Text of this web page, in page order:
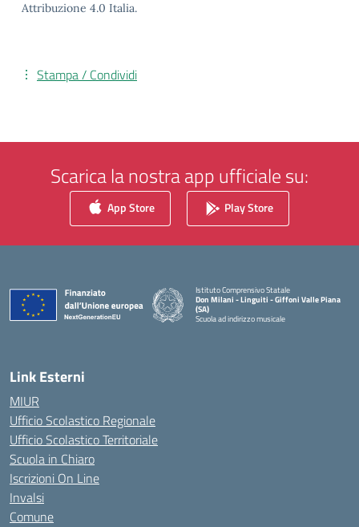
Attribuzione 4.0 Italia.
Stampa / Condividi
Scarica la nostra app ufficiale su:
App Store Play Store
Istituto Comprensivo Statale
Don Milani - Linguiti - Giffoni Valle Piana
(SA)
Scuola ad indirizzo musicale
Link Esterni
MIUR
Ufficio Scolastico Regionale
Ufficio Scolastico Territoriale
Scuola in Chiaro
Iscrizioni On Line
Invalsi
Comune